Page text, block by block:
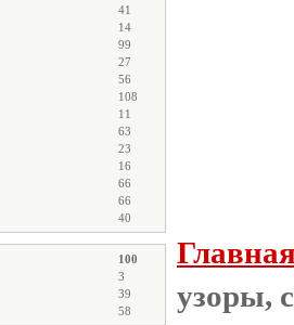
41
14
99
27
56
108
11
63
23
16
66
66
40
100
3
39
58
узоры,